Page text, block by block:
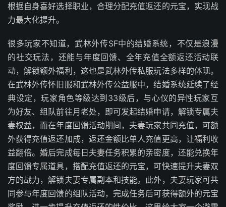
根据自身喜好选择职业，合理分配充值返还的元宝，实现战
力最大化提升。
很多玩家不知道，武林外传SF中的结婚系统，不仅是浪漫
的社交玩法，还能与年度回馈、全年充值全额返还活动联
动，解锁额外福利，这也是武林外传私服玩法多样的体现。
在武林外传怀旧服和武林外传公益服中，结婚系统延续了经
典设定，玩家角色等级达到33级后，与心仪的异性玩家互
为好友、组队前往月老处，即可发起结婚申请，解锁专属夫
妻权益，而在年度回馈活动期间，夫妻玩家共同充值，可额
外获得充值返还加成，返还金额比单人充值更高，让福利收
益翻倍。婚后完成每日夫妻任务积累的亲密度，还能兑换年
度回馈专属道具，搭配充值返还的元宝，可快速提升夫妻双
方的战力，解锁夫妻专属副本和技能。此外，夫妻玩家可共
同参与年度回馈的组队活动，完成任务后可获得额外的元宝